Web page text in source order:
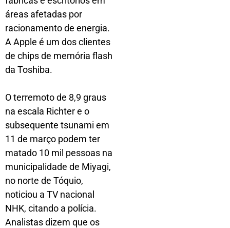
áreas afetadas por
racionamento de energia.
A Apple é um dos clientes
de chips de memória flash
da Toshiba.
O terremoto de 8,9 graus
na escala Richter e o
subsequente tsunami em
11 de março podem ter
matado 10 mil pessoas na
municipalidade de Miyagi,
no norte de Tóquio,
noticiou a TV nacional
NHK, citando a polícia.
Analistas dizem que os